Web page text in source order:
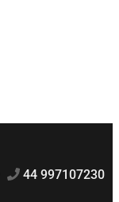
44 997107230